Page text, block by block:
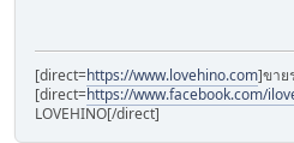
[direct=https://www.lovehino.com]ขาย
[direct=https://www.facebook.com/
LOVEHINO[/direct]